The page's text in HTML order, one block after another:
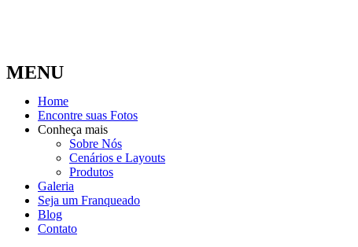
MENU
Home
Encontre suas Fotos
Conheça mais
Sobre Nós
Cenários e Layouts
Produtos
Galeria
Seja um Franqueado
Blog
Contato